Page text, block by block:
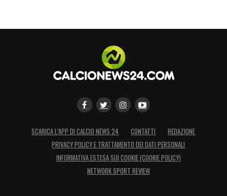
SCARICA L’APP DI CALCIO NEWS 24 CONTATTI
REDAZIONE
PRIVACY POLICY E TRATTAMENTO DEI DATI PERSONALI
INFORMATIVA ESTESA SUI COOKIE (COOKIE POLICY)
NETWORK SPORT REVIEW